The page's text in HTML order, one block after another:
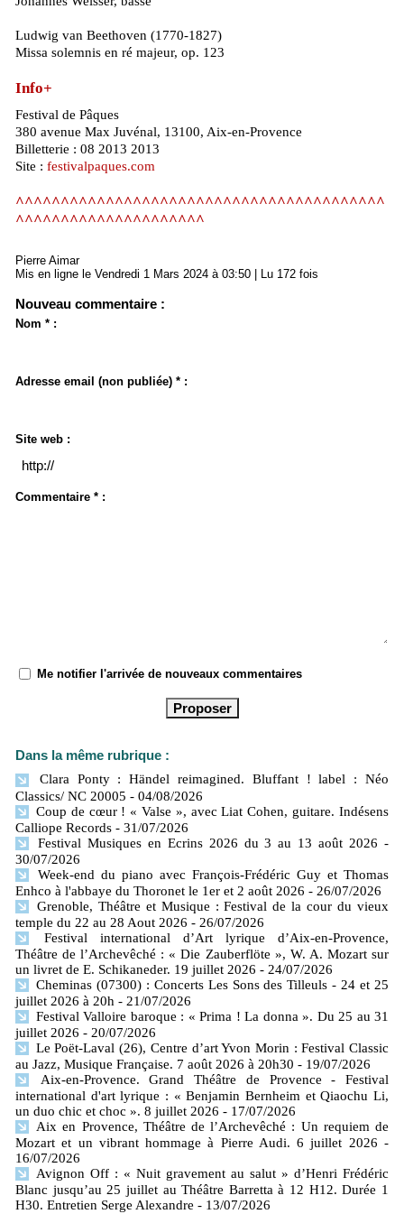
Ludwig van Beethoven (1770-1827)
Missa solemnis en ré majeur, op. 123
Info+
Festival de Pâques
380 avenue Max Juvénal, 13100, Aix-en-Provence
­Billetterie : 08 2013 2013
Site : festivalpaques.com
^^^^^^^^^^^^^^^^^^^^^^^^^^^^^^^^^^^^^^^^^
^^^^^^^^^^^^^^^^^^^^^
Pierre Aimar
Mis en ligne le Vendredi 1 Mars 2024 à 03:50 | Lu 172 fois
Nouveau commentaire :
Nom * :
Adresse email (non publiée) * :
Site web :
Commentaire * :
Me notifier l'arrivée de nouveaux commentaires
Dans la même rubrique :
Clara Ponty : Händel reimagined. Bluffant ! label : Néo
Classics/ NC 20005 - 04/08/2026
Coup de cœur ! « Valse », avec Liat Cohen, guitare. Indésens
Calliope Records - 31/07/2026
Festival Musiques en Ecrins 2026 du 3 au 13 août 2026 -
30/07/2026
Week-end du piano avec François-Frédéric Guy et Thomas
Enhco à l'abbaye du Thoronet le 1er et 2 août 2026 - 26/07/2026
Grenoble, Théâtre et Musique : Festival de la cour du vieux
temple du 22 au 28 Aout 2026 - 26/07/2026
Festival international d’Art lyrique d’Aix-en-Provence,
Théâtre de l’Archevêché : « Die Zauberflöte », W. A. Mozart sur
un livret de E. Schikaneder. 19 juillet 2026 - 24/07/2026
Cheminas (07300) : Concerts Les Sons des Tilleuls - 24 et 25
juillet 2026 à 20h - 21/07/2026
Festival Valloire baroque : « Prima ! La donna ». Du 25 au 31
juillet 2026 - 20/07/2026
Le Poët-Laval (26), Centre d’art Yvon Morin : Festival Classic
au Jazz, Musique Française. 7 août 2026 à 20h30 - 19/07/2026
Aix-en-Provence. Grand Théâtre de Provence - Festival
international d'art lyrique : « Benjamin Bernheim et Qiaochu Li,
un duo chic et choc ». 8 juillet 2026 - 17/07/2026
Aix en Provence, Théâtre de l’Archevêché : Un requiem de
Mozart et un vibrant hommage à Pierre Audi. 6 juillet 2026 -
16/07/2026
Avignon Off : « Nuit gravement au salut » d’Henri Frédéric
Blanc jusqu’au 25 juillet au Théâtre Barretta à 12 H12. Durée 1
H30. Entretien Serge Alexandre - 13/07/2026